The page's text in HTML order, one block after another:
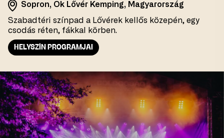
Sopron, Ok Lővér Kemping, Magyarország
Szabadtéri színpad a Lővérek kellős közepén, egy
csodás réten, fákkal körben.
HELYSZÍN PROGRAMJAI